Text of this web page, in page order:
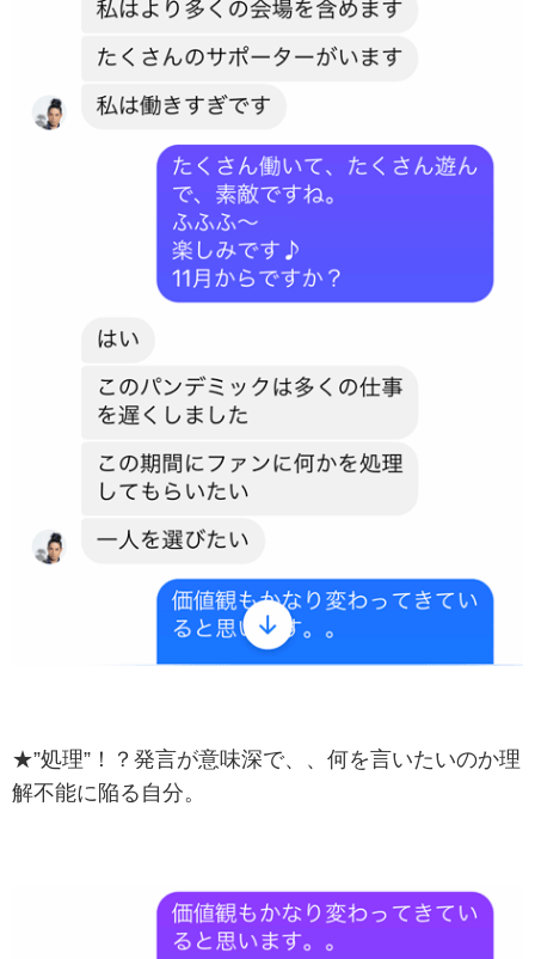
★”処理”！？発言が意味深で、、何を言いたいのか理
解不能に陥る自分。